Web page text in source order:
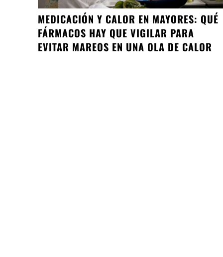
MEDICACIÓN Y CALOR EN MAYORES: QUÉ
FÁRMACOS HAY QUE VIGILAR PARA
EVITAR MAREOS EN UNA OLA DE CALOR